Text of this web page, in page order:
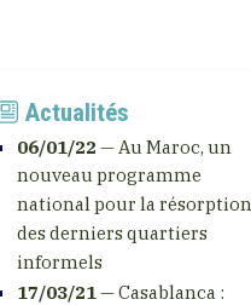
Actualités
06/01/22 — Au Maroc, un
nouveau programme
national pour la résorption
des derniers quartiers
informels
17/03/21— Casablanca :